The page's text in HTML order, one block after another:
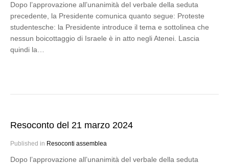
Dopo l’approvazione all’unanimità del verbale della seduta
precedente, la Presidente comunica quanto segue: Proteste
studentesche: la Presidente introduce il tema e sottolinea che
nessun boicottaggio di Israele è in atto negli Atenei. Lascia
quindi la…
Resoconto del 21 marzo 2024
Published in Resoconti assemblea
Dopo l’approvazione all’unanimità del verbale della seduta